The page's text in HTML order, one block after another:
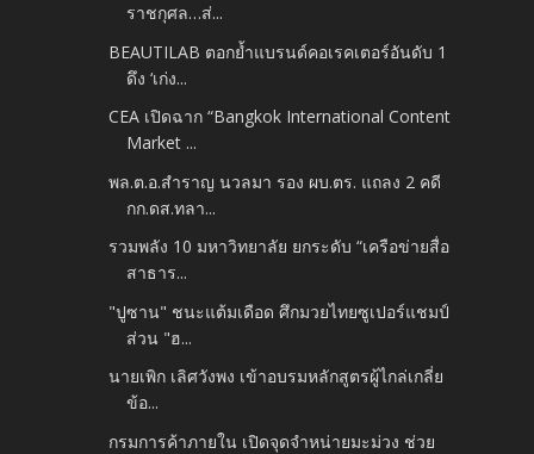
ราชกุศล…ส่...
BEAUTILAB ตอกย้ำแบรนด์คอเรคเตอร์อันดับ 1
ดึง ‘เก่ง...
CEA เปิดฉาก “Bangkok International Content
Market ...
พล.ต.อ.สำราญ นวลมา รอง ผบ.ตร. แถลง 2 คดี
กก.ดส.ทลา...
รวมพลัง 10 มหาวิทยาลัย ยกระดับ “เครือข่ายสื่อ
สาธาร...
"ปูซาน" ชนะแต้มเดือด ศึกมวยไทยซูเปอร์แชมป์
ส่วน "ฮ...
นายเพิก เลิศวังพง เข้าอบรมหลักสูตรผู้ไกล่เกลี่ย
ข้อ...
กรมการค้าภายใน เปิดจุดจำหน่ายมะม่วง ช่วย